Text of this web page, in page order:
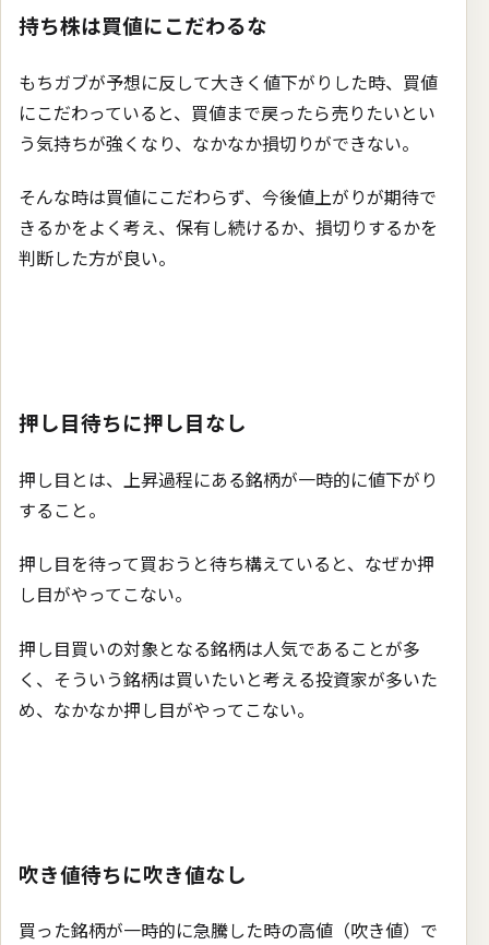
持ち株は買値にこだわるな
もちガブが予想に反して大きく値下がりした時、買値
にこだわっていると、買値まで戻ったら売りたいとい
う気持ちが強くなり、なかなか損切りができない。
そんな時は買値にこだわらず、今後値上がりが期待で
きるかをよく考え、保有し続けるか、損切りするかを
判断した方が良い。
押し目待ちに押し目なし
押し目とは、上昇過程にある銘柄が一時的に値下がり
すること。
押し目を待って買おうと待ち構えていると、なぜか押
し目がやってこない。
押し目買いの対象となる銘柄は人気であることが多
く、そういう銘柄は買いたいと考える投資家が多いた
め、なかなか押し目がやってこない。
吹き値待ちに吹き値なし
買った銘柄が一時的に急騰した時の高値（吹き値）で